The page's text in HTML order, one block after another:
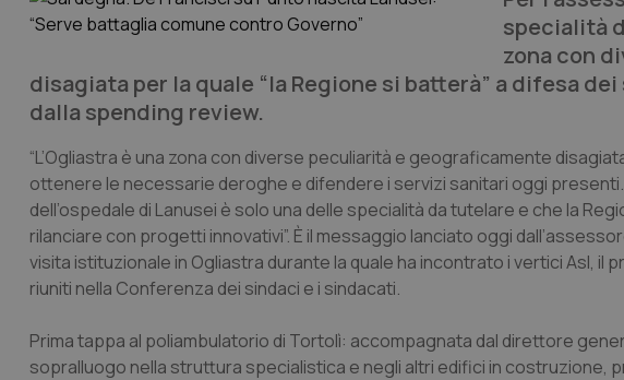
specialità
zona con
disagiata per la quale “la Regione si batterà” a difesa
dalla spending review.
“L’Ogliastra è una zona con diverse peculiarità e geograficamente
ottenere le necessarie deroghe e difendere i servizi sanitari oggi
dell’ospedale di Lanusei è solo una delle specialità da tutelare e che la
rilanciare con progetti innovativi”. È il messaggio lanciato oggi
visita istituzionale in Ogliastra durante la quale ha incontrato i vertici Asl, il
riuniti nella Conferenza dei sindaci e i sindacati.
Prima tappa al poliambulatorio di Tortolì: accompagnata dal direttore
sopralluogo nella struttura specialistica e negli altri edifici in costruzione,